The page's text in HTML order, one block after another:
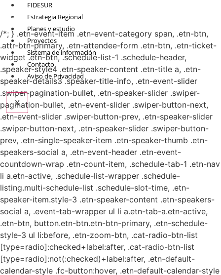
FIDESUR
Estrategia Regional
Planes y estudio
Proyectos
Sistema de información
Contacto
Aviso de Privacidad
X
© Copyright 2021.
Sureste.
/*; } .etn-event-item .etn-event-category span, .etn-btn,
.attr-btn-primary, .etn-attendee-form .etn-btn, .etn-ticket-
widget .etn-btn, .schedule-list-1 .schedule-header,
.speaker-style4 .etn-speaker-content .etn-title a, .etn-
speaker-details3 .speaker-title-info, .etn-event-slider
.swiper-pagination-bullet, .etn-speaker-slider .swiper-
pagination-bullet, .etn-event-slider .swiper-button-next,
.etn-event-slider .swiper-button-prev, .etn-speaker-slider
.swiper-button-next, .etn-speaker-slider .swiper-button-
prev, .etn-single-speaker-item .etn-speaker-thumb .etn-
speakers-social a, .etn-event-header .etn-event-
countdown-wrap .etn-count-item, .schedule-tab-1 .etn-nav
li a.etn-active, .schedule-list-wrapper .schedule-
listing.multi-schedule-list .schedule-slot-time, .etn-
speaker-item.style-3 .etn-speaker-content .etn-speakers-
social a, .event-tab-wrapper ul li a.etn-tab-a.etn-active,
.etn-btn, button.etn-btn.etn-btn-primary, .etn-schedule-
style-3 ul li:before, .etn-zoom-btn, .cat-radio-btn-list
[type=radio]:checked+label:after, .cat-radio-btn-list
[type=radio]:not(:checked)+label:after, .etn-default-
calendar-style .fc-button:hover, .etn-default-calendar-style